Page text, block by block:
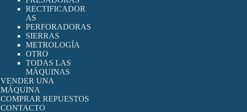
RECTIFICADOR
AS
PERFORADORAS
SIERRAS
METROLOGÍA
OTRO
TODAS LAS
MÁQUINAS
VENDER UNA
MÁQUINA
COMPRAR REPUESTOS
CONTACTO